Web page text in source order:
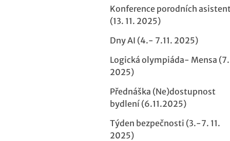
Konference porodních
(13. 11. 2025)
Dny AI (4.- 7.11. 2025)
Logická olympiáda- Mensa (7.
2025)
Přednáška (Ne)dostupnost
bydlení (6.11.2025)
Týden bezpečnosti (3.-7. 11.
2025)